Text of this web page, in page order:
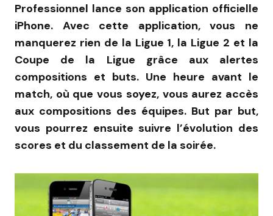
Professionnel lance son application officielle
iPhone. Avec cette application, vous ne
manquerez rien de la Ligue 1, la Ligue 2 et la
Coupe de la Ligue grâce aux alertes
compositions et buts. Une heure avant le
match, où que vous soyez, vous aurez accès
aux compositions des équipes. But par but,
vous pourrez ensuite suivre l’évolution des
scores et du classement de la soirée.